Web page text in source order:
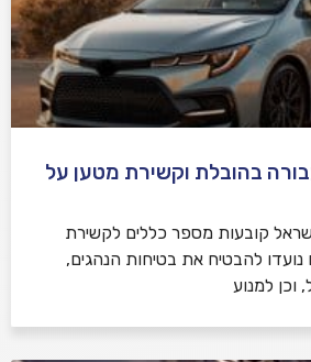
בהובלת וקשירת מטען על
קובעות מספר כללים לקשירת
להבטיח את בטיחות הנהגים,
וכן למנוע